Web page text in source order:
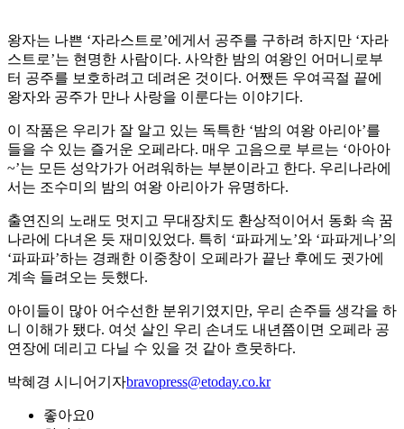
왕자는 나쁜 ‘자라스트로’에게서 공주를 구하려 하지만 ‘자라
스트로’는 현명한 사람이다. 사악한 밤의 여왕인 어머니로부
터 공주를 보호하려고 데려온 것이다. 어쨌든 우여곡절 끝에
왕자와 공주가 만나 사랑을 이룬다는 이야기다.
이 작품은 우리가 잘 알고 있는 독특한 ‘밤의 여왕 아리아’를
들을 수 있는 즐거운 오페라다. 매우 고음으로 부르는 ‘아아아
~’는 모든 성악가가 어려워하는 부분이라고 한다. 우리나라에
서는 조수미의 밤의 여왕 아리아가 유명하다.
출연진의 노래도 멋지고 무대장치도 환상적이어서 동화 속 꿈
나라에 다녀온 듯 재미있었다. 특히 ‘파파게노’와 ‘파파게나’의
‘파파파’하는 경쾌한 이중창이 오페라가 끝난 후에도 귓가에
계속 들려오는 듯했다.
아이들이 많아 어수선한 분위기였지만, 우리 손주들 생각을 하
니 이해가 됐다. 여섯 살인 우리 손녀도 내년쯤이면 오페라 공
연장에 데리고 다닐 수 있을 것 같아 흐뭇하다.
박혜경 시니어기자bravopress@etoday.co.kr
좋아요0